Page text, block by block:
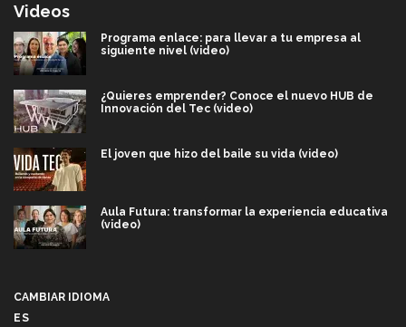
Videos
Programa enlace: para llevar a tu empresa al
siguiente nivel (video)
¿Quieres emprender? Conoce el nuevo HUB de
Innovación del Tec (video)
El joven que hizo del baile su vida (video)
Aula Futura: transformar la experiencia educativa
(video)
CAMBIAR IDIOMA
ES